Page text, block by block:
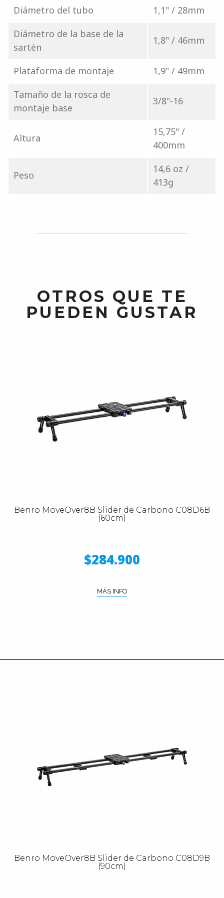
Diámetro del tubo
1,1" / 28mm
Diámetro de la base de la
sartén
1,8" / 46mm
Plataforma de montaje
1,9" / 49mm
Tamaño de la rosca de
montaje base
3/8"-16
Altura
15,75" /
400mm
Peso
14,6 oz /
413g
OTROS QUE TE
PUEDEN GUSTAR
Benro MoveOver8B Slider de Carbono C08D6B
(60cm)
$284.900
MÁS INFO
Benro MoveOver8B Slider de Carbono C08D9B
(90cm)